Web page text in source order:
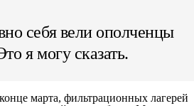
себя вели ополченцы
я могу сказать.
марта, фильтрационных лагерей